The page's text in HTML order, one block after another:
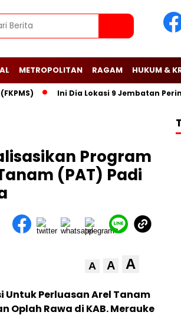
METROPOLITAN RAGAM HUKUM &
Ini Dia Lokasi 9 Jembatan Perintis
Program
(PAT) Padi
A A A
Untuk Perluasan Arel Tanam
Oplah Rawa di KAB. Merauke